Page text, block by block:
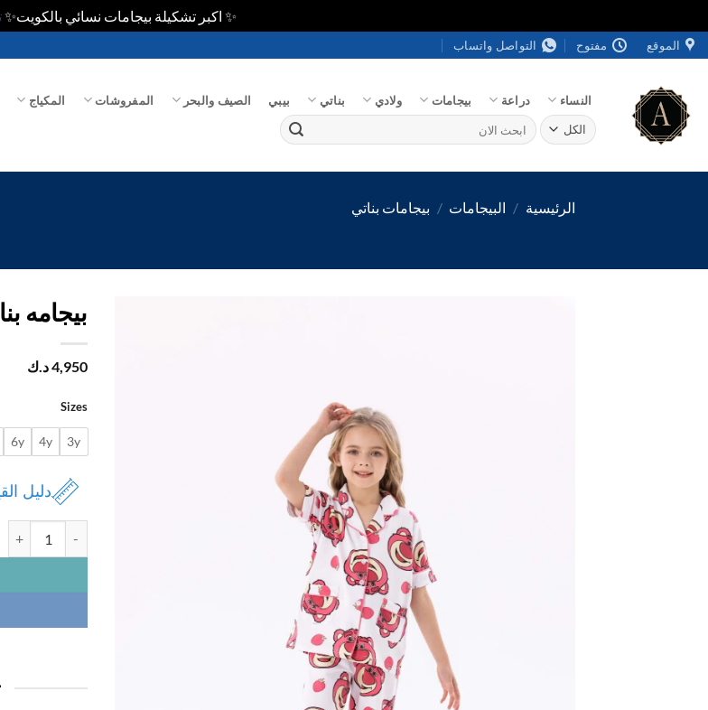
✨ اكبر تشكيلة بيجامات نسائي بالكويت✨
تخطي
للمحتوى
الموقع مفتوح التواصل واتساب
النساء دراعة بيجامات ولادي بناتي بيبي الصيف والبحر المفروشات المكياج
البحث
عن:
الرئيسية / البيجامات / بيجامات بناتي
بيجامه
4,950د.ك
Sizes
3y
4y
6y
دليل